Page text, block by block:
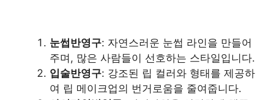
눈썹반영구: 자연스러운 눈썹 라인을 만들어
주며, 많은 사람들이 선호하는 스타일입니다.
입술반영구: 강조된 립 컬러와 형태를 제공하
여 립 메이크업의 번거로움을 줄여줍니다.